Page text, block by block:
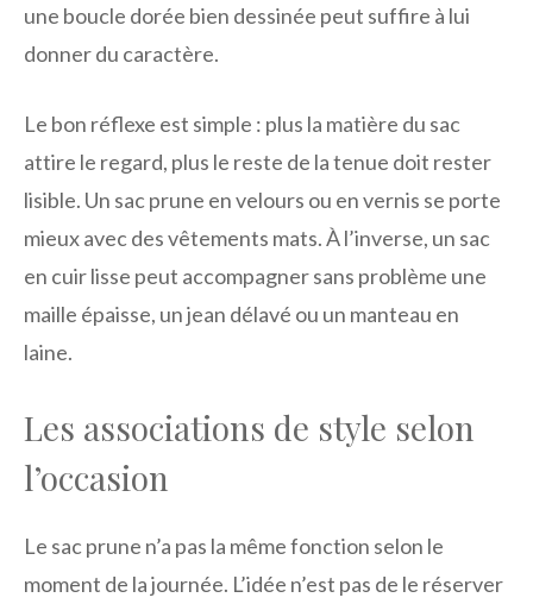
une boucle dorée bien dessinée peut suffire à lui
donner du caractère.
Le bon réflexe est simple : plus la matière du sac
attire le regard, plus le reste de la tenue doit rester
lisible. Un sac prune en velours ou en vernis se porte
mieux avec des vêtements mats. À l’inverse, un sac
en cuir lisse peut accompagner sans problème une
maille épaisse, un jean délavé ou un manteau en
laine.
Les associations de style selon
l’occasion
Le sac prune n’a pas la même fonction selon le
moment de la journée. L’idée n’est pas de le réserver